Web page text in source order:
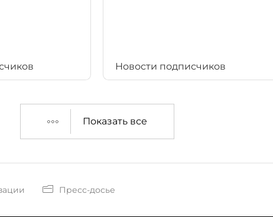
Новости подписчиков
Показать все
Пресс-досье